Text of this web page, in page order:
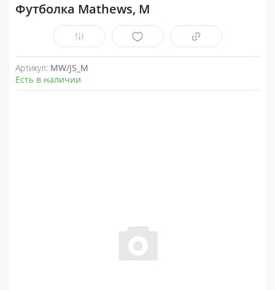
Футболка Mathews, M
Артикул: MW/JS_M
Есть в наличии